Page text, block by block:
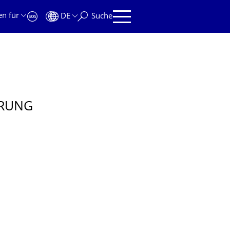
für DE Suche